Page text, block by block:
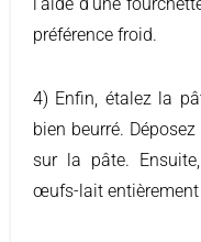
préférence froid.
4) Enfin, étalez la
bien beurré.
sur la pâte.
œufs-lait entièrement